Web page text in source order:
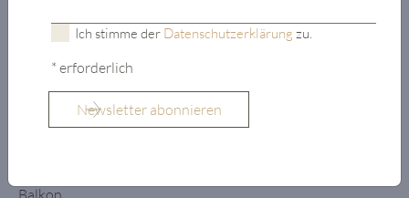
offenem Kamin
Terrasse mit
Outdoor-Pool
und Lounge-
Ich stimme der Datenschutzerklärung zu.
* erforderlich